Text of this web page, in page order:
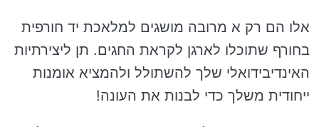
אלו הם רק א מרובה מושגים למלאכת יד חורפית
בחורף שתוכלו לארגן לקראת החגים. תן ליצירתיות
האינדיבידואלי שלך להשתולל ולהמציא אומנות
ייחודית משלך כדי לבנות את העונה!